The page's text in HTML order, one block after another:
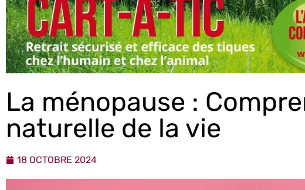
La ménopause :
naturelle de la vie
18 OCTOBRE 2024